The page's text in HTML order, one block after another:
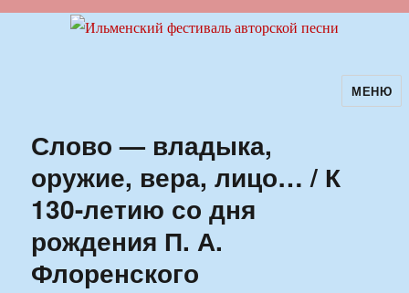
Ильменский фестиваль авторскойМЕНЮ
Слово — владыка,
оружие, вера, лицо… / К
130-летию со дня
рождения П. А.
Флоренского